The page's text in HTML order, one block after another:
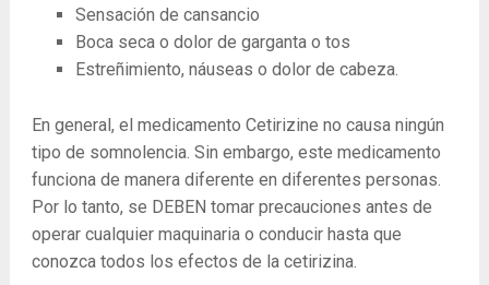
Sensación de cansancio
Boca seca o dolor de garganta o tos
Estreñimiento, náuseas o dolor de cabeza.
En general, el medicamento Cetirizine no causa ningún
tipo de somnolencia. Sin embargo, este medicamento
funciona de manera diferente en diferentes personas.
Por lo tanto, se DEBEN tomar precauciones antes de
operar cualquier maquinaria o conducir hasta que
conozca todos los efectos de la cetirizina.